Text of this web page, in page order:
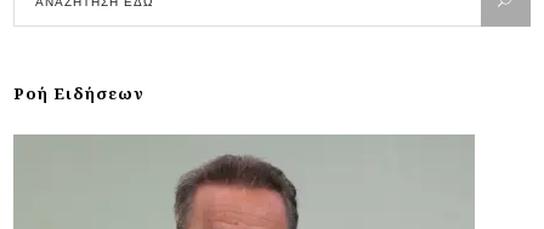
Ροή Ειδήσεων